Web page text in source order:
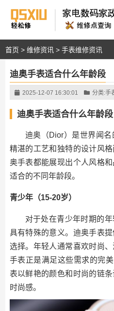
首页 >维修资讯 >手表维修资讯
迪奥手表适合什么年龄段
2025-12-07 16:30:01 分类:手
迪奥手表适合什么年龄段
迪奥（Dior）是世界闻
精湛的工艺和独特的设计风
奥手表都能展现出个人风格
适合的不同年龄段。
青少年（15-20岁）
对于处在青少年时期的
具有特殊的意义。迪奥手表
选择。年轻人通常喜欢时尚
手表正是满足这些需求的完
表以鲜艳的颜色和时尚的链
时尚感。